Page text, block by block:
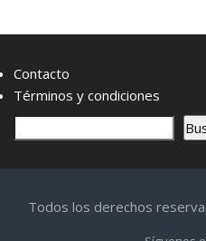
Contacto
Términos y condiciones
s
Todos los derechos